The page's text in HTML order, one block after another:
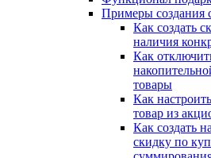
Примеры создания
Как создать
наличия
Как
товары
Как
товар из
Как создать
скидку по